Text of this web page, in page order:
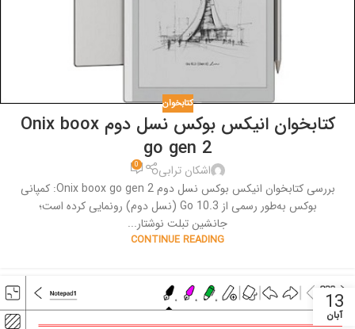
کتابخوان
کتابخوان انیکس بوکس نسل دوم Onix boox
go gen 2
اشکان ترابی 0
بررسی کتابخوان انیکس بوکس نسل دوم Onix boox go gen 2: کمپانی
بوکس به‌طور رسمی از Go 10.3 (نسل دوم) رونمایی کرده است؛
جانشین تبلت نوشتار...
CONTINUE READING
13
آبان